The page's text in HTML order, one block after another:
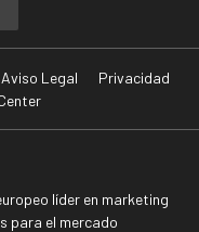
Aviso Legal
Privacidad
líder en marketing
para el mercado